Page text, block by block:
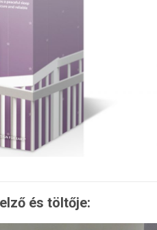
és töltője: